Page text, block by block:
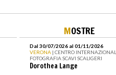
MOSTRE
Dal 30/07/2026 al 01/11/2026
VERONA | CENTRO
FOTOGRAFIA SCAVI SCALIGERI
Dorothea Lange